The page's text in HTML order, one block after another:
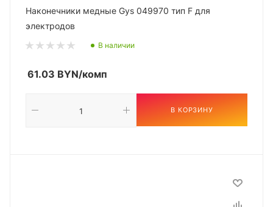
Наконечники медные Gys 049970 тип F для
электродов
В наличии
61.03 BYN/комп
В КОРЗИНУ